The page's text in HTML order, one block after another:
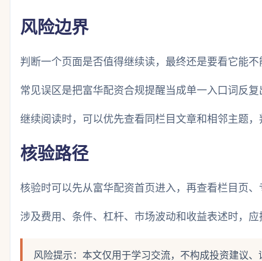
风险边界
判断一个页面是否值得继续读，最终还是要看它能不
常见误区是把富华配资合规提醒当成单一入口词反
继续阅读时，可以优先查看同栏目文章和相邻主题
核验路径
核验时可以先从富华配资首页进入，再查看栏目页
涉及费用、条件、杠杆、市场波动和收益表述时，
风险提示：本文仅用于学习交流，不构成投资建议、